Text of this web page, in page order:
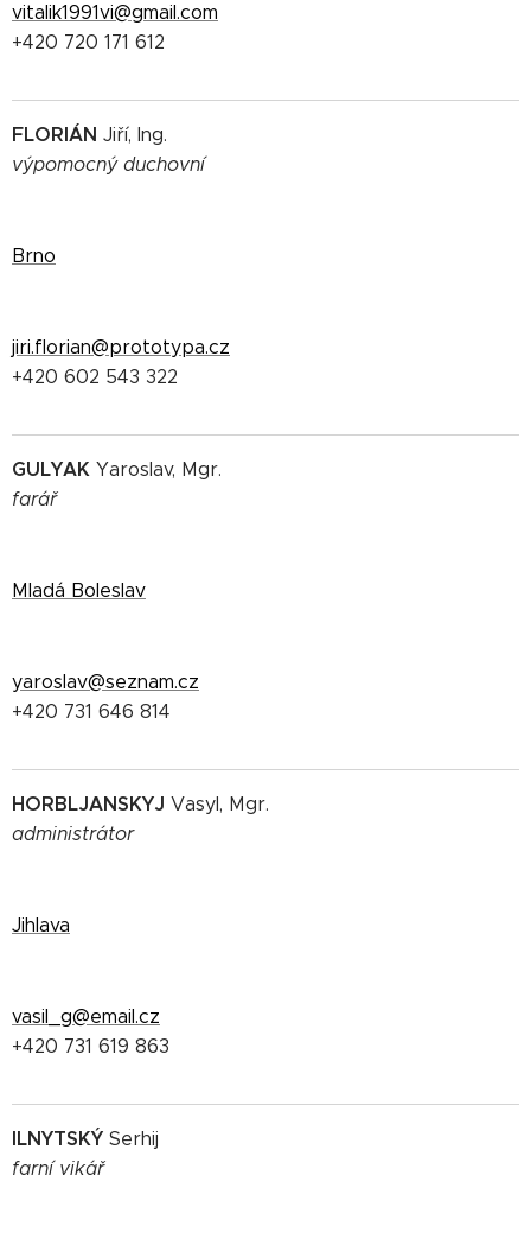
vitalik1991vi@gmail.com
+420 720 171 612
FLORIÁN Jiří, Ing.
výpomocný duchovní
Brno
jiri.florian@prototypa.cz
+420 602 543 322
GULYAK Yaroslav, Mgr.
farář
Mladá Boleslav
yaroslav@seznam.cz
+420 731 646 814
HORBLJANSKYJ Vasyl, Mgr.
administrátor
Jihlava
vasil_g@email.cz
+420 731 619 863
ILNYTSKÝ Serhij
farní vikář